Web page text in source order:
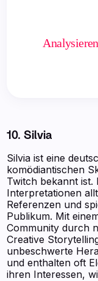
10. Silvia
Silvia ist eine
komödiantischen
Twitch bekannt
Interpretationen
Referenzen und
Publikum. Mit
Community durch
Creative
unbeschwerte
und enthalten oft
ihren Interessen,